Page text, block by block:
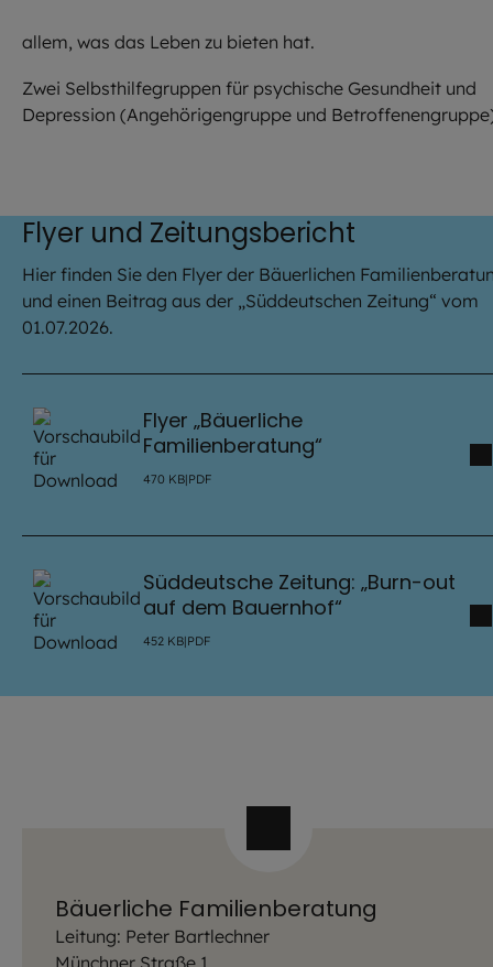
allem, was das Leben zu bieten hat.
Zwei Selbsthilfegruppen für psychische Gesundheit und
Depression (Angehörigengruppe und
Flyer und Zeitungsbericht
Hier finden Sie den Flyer der Bäuerlichen
und einen Beitrag aus der „Süddeutschen Zeitung“ vom
01.07.2026.
Flyer „Bäuerliche
Familienberatung“
470 KB|PDF
Süddeutsche Zeitung: „Burn-out
auf dem Bauernhof“
452 KB|PDF
Bäuerliche Familienberatung
Leitung: Peter Bartlechner
Münchner Straße 1